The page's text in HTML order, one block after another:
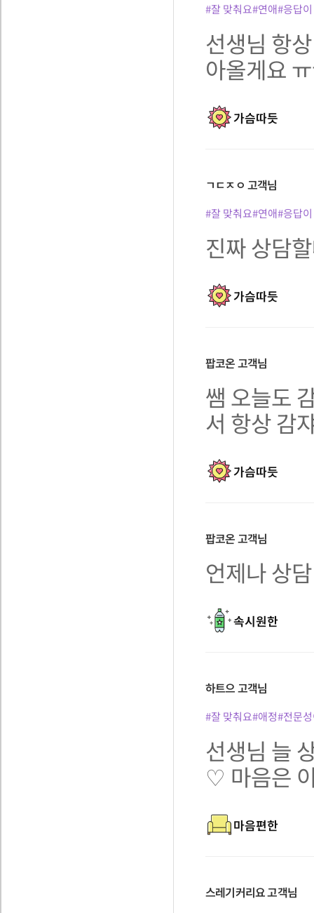
#잘 맞춰요#연애#응답
선생님 항
아올게요
가슴따듯
ㄱㄷㅈㅇ 고객님
#잘 맞춰요#연애#응답
진짜 상담
가슴따듯
팝코온고객님
쌤 오늘도
서 항상 감
가슴따듯
팝코온고객님
언제나 상
속시원한
하트으고객님
#잘 맞춰요#애정#전문
선생님
♡ 마음은
마음편한
스레기커리요고객님